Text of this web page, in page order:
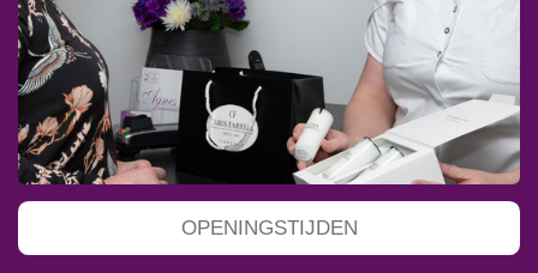
OPENINGSTIJDEN